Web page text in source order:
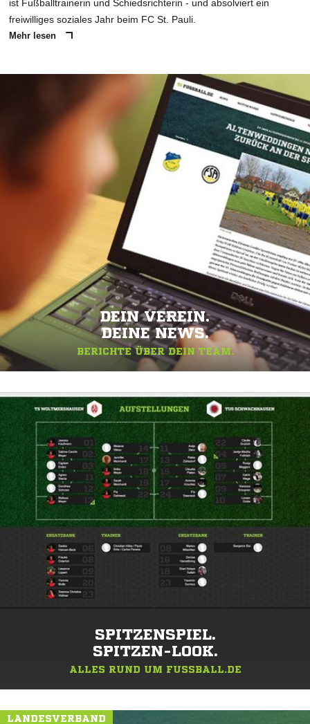
ist Fußballtrainerin und Schiedsrichterin - und absolviert ein
freiwilliges soziales Jahr beim FC St. Pauli.
Mehr lesen
DEIN VEREIN.
DEINE NEWS.
BERICHTE ÜBER DEIN TEAM.
SPITZENSPIEL.
SPITZEN-LOOK.
ALLES RUND UM FUSSBALL.DE
LANDESVERBAND